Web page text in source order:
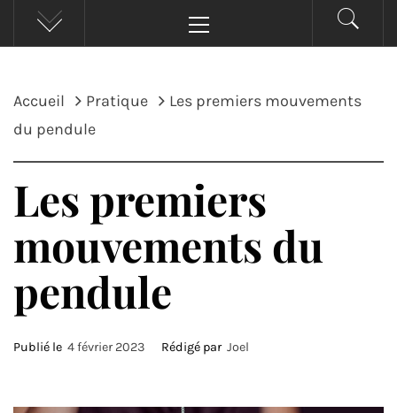
principal
Accueil Pratique
Les premiers mouvements
du pendule
Les premiers
mouvements du
pendule
Publié le 4 février 2023 Rédigé par Joel